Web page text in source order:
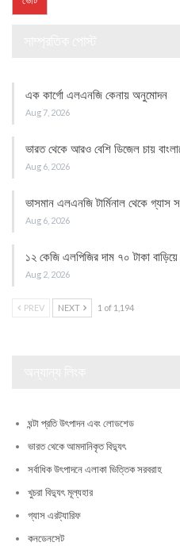
এক কার্গো এলএনজি কেনায় অনুমোদন
Aug 7, 2026
ভারত থেকে আরও বেশি ডিজেল চায়
Aug 6, 2026
ভাসমান এলএনজি টার্মিনাল থেকে গ্যাস
Aug 6, 2026
১২ কেজি এলপিজির দাম ৭০ টাকা বাড়িয়ে
Aug 2, 2026
PREV NEXT 1 of 1,194
ঘন্টা প্রতি উৎপাদন এবং লোডশেড
ভারত থেকে আমদানিকৃত বিদ্যুৎ
সর্বাধিক উৎপাদনে এলাকা ভিত্তিক সরবরাহ
খুচরা বিদ্যুৎ মূল্যহার
গ্যাস এরট্যারিফ
কনডেনসেট